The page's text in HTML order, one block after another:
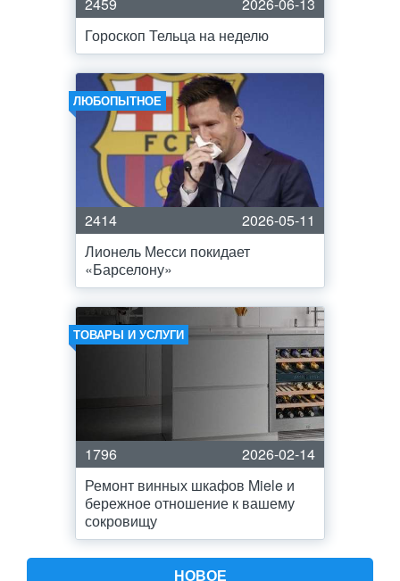
Гороскоп Тельца на неделю
ЛЮБОПЫТНОЕ
2414
2026-05-11
Лионель Месси покидает
«Барселону»
ТОВАРЫ И УСЛУГИ
1796
2026-02-14
Ремонт винных шкафов Miele и
бережное отношение к вашему
сокровищу
НОВОЕ